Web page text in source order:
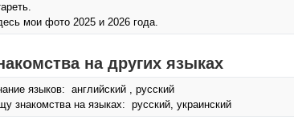
мои фото 2025 и 2026 года.
на других языках
языков: английский , русский
знакомства на языках: русский, украинский